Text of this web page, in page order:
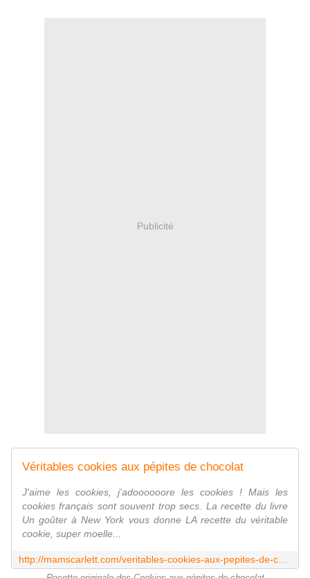
Publicité
Véritables cookies aux pépites de chocolat
J'aime les cookies, j'adoooooore les cookies ! Mais les
cookies français sont souvent trop secs. La recette du livre
Un goûter à New York vous donne LA recette du véritable
cookie, super moelle...